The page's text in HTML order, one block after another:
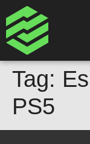
Tag:
PS5